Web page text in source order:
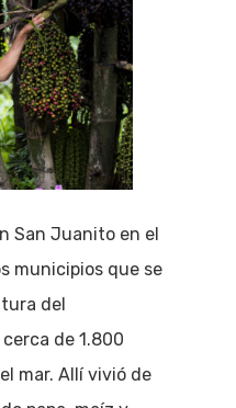
San Juanito en el
municipios que se
del
de 1.800
mar. Allí vivió de